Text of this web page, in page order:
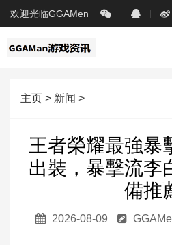
欢迎光临GGAMen
主页 > 新闻 >
王者榮耀最強暴
出裝，暴擊流李
備推
2026-08-09